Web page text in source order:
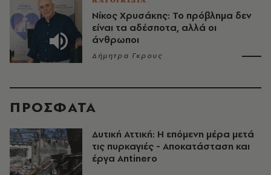
Νίκος Χρυσάκης: Το πρόβλημα δεν
είναι τα αδέσποτα, αλλά οι
άνθρωποι
Δήμητρα Γκρους
ΠΡΟΣΦΑΤΑ
Δυτική Αττική: Η επόμενη μέρα μετά
τις πυρκαγιές - Αποκατάσταση και
έργα Antinero